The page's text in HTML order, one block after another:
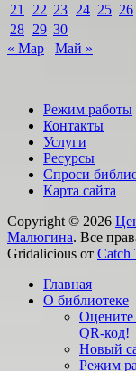
21
22 23 24 25 26
28 29 30
« Мар
Май »
Режим работы
Контакты
Услуги
Ресурсы
Спроси
Карта сайта
Copyright © 2026
Малюгина. Все
Gridalicious от Catch
вверх
Главная
О библиотеке
Оцените
QR-код!
Новый
Режим